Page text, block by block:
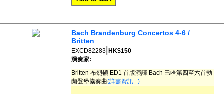
Bach Brandenburg Concertos 4-6 /
Britten
EXCD82283 |HK$150
演奏家:
Britten 布烈頓 ED1 首版演譯 Bach 巴哈第四至六首勃
蘭登堡協奏曲(詳盡資訊...)